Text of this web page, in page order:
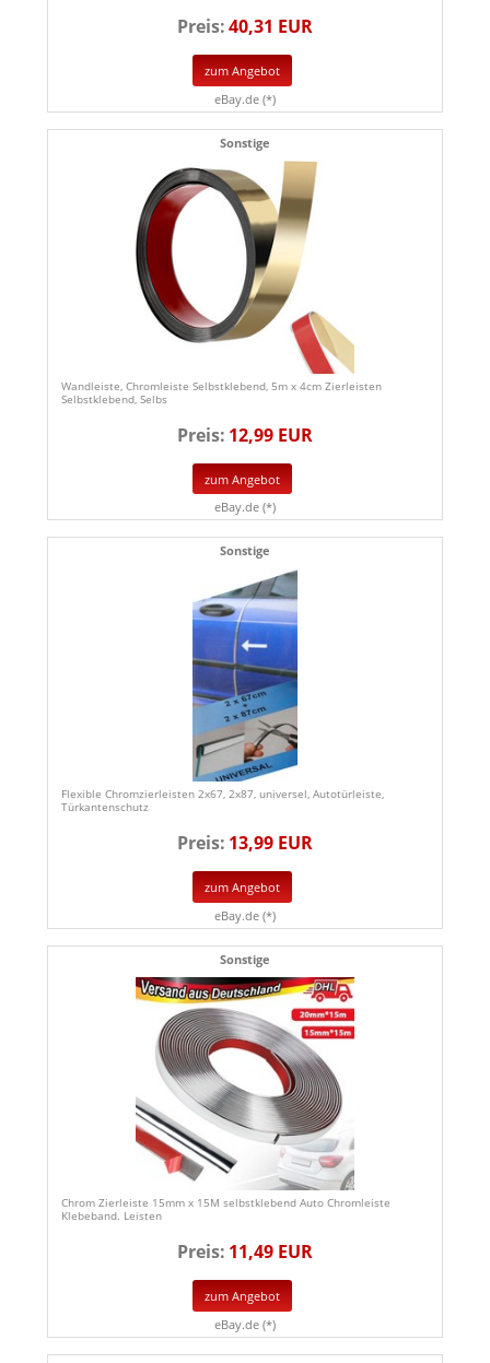
Preis:40,31 EUR
zum Angebot
eBay.de (*)
Sonstige
Wandleiste, Chromleiste Selbstklebend, 5m x 4cm Zierleisten
Selbstklebend, Selbs
Preis: 12,99 EUR
zum Angebot
eBay.de (*)
Sonstige
Flexible Chromzierleisten 2x67, 2x87, universel, Autotürleiste,
Türkantenschutz
Preis: 13,99 EUR
zum Angebot
eBay.de (*)
Sonstige
Chrom Zierleiste 15mm x 15M selbstklebend Auto Chromleiste
Klebeband. Leisten
Preis: 11,49 EUR
zum Angebot
eBay.de (*)